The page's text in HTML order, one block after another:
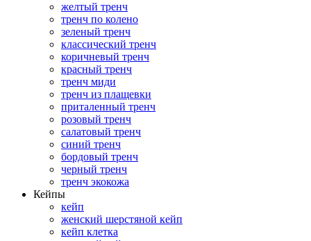
желтый тренч
тренч по колено
зеленый тренч
классический тренч
коричневый тренч
красный тренч
тренч миди
тренч из плащевки
приталенный тренч
розовый тренч
салатовый тренч
синий тренч
бордовый тренч
черный тренч
тренч экокожа
Кейпы
кейп
женский шерстяной кейп
кейп клетка